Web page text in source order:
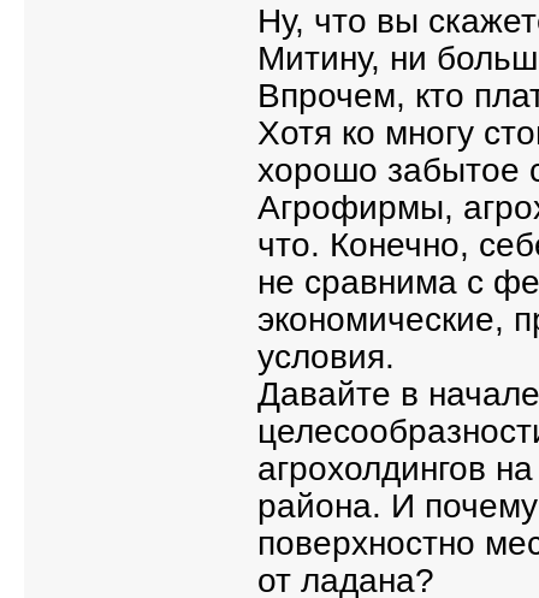
Ну, что вы
Митину, ни
Впрочем, кто
Хотя ко многу
хорошо забытое
Агрофирмы,
что. Конечно,
не сравнима с
экономические,
условия.
Давайте в
агрохолдингов
района. И
поверхностно
от ладана?